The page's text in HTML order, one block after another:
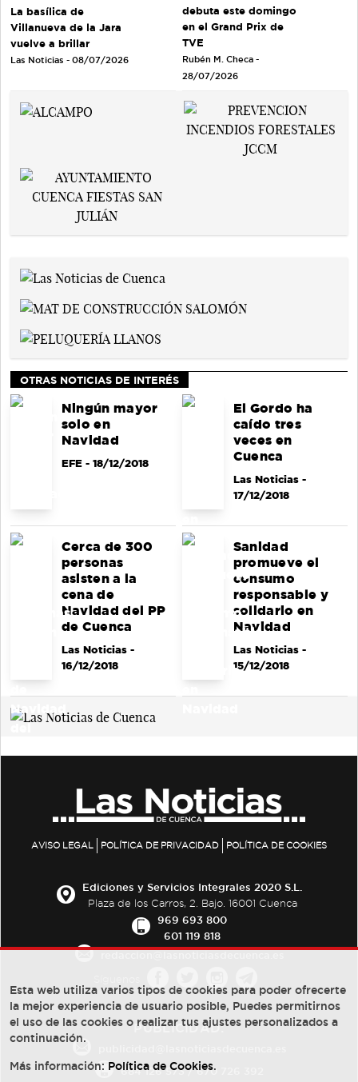
La basílica de
Villanueva de la Jara
vuelve a brillar
Las Noticias - 08/07/2026
debuta este domingo
en el Grand Prix de
TVE
Rubén M. Checa -
28/07/2026
OTRAS NOTICIAS DE INTERÉS
Ningún mayor
solo en
Navidad
EFE- 18/12/2018
El Gordo ha
caído tres
veces en
Cuenca
Las Noticias-
17/12/2018
Cerca de 300
personas
asisten a la
cena de
Navidad del PP
de Cuenca
Las Noticias-
16/12/2018
Sanidad
promueve el
consumo
responsable y
solidario en
Navidad
Las Noticias-
15/12/2018
AVISO LEGAL POLÍTICA DE PRIVACIDAD POLÍTICA DE COOKIES
Ediciones y Servicios Integrales 2020 S.L.
Plaza de los Carros, 2. Bajo. 16001 Cuenca
969 693 800
601 119 818
PUBLICIDAD:
684 126 573/670 726 392
Esta web utiliza varios tipos de cookies para poder ofrecerte
la mejor experiencia de usuario posible, Puedes permitirnos
el uso de las cookies o realizar tus ajustes personalizados a
continuación.
Más información: Política de Cookies.